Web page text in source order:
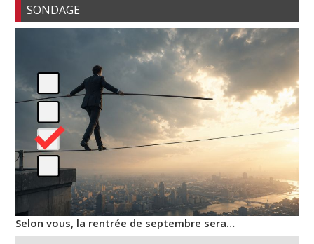
SONDAGE
Selon vous, la rentrée de septembre sera…